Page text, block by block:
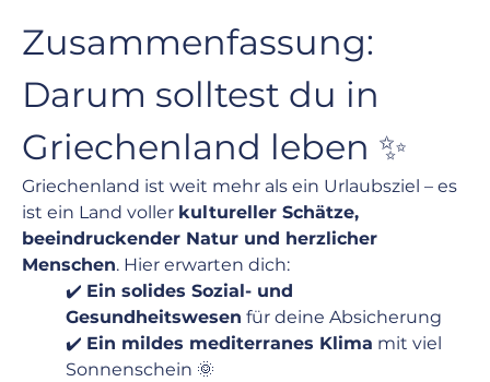
Zusammenfassung:
Darum solltest du in
Griechenland leben ✨
Griechenland ist weit mehr als ein Urlaubsziel – es
ist ein Land voller kultureller Schätze,
beeindruckender Natur und herzlicher
Menschen. Hier erwarten dich:
✔️ Ein solides Sozial- und
Gesundheitswesen für deine Absicherung
✔️ Ein mildes mediterranes Klima mit viel
Sonnenschein 🌞